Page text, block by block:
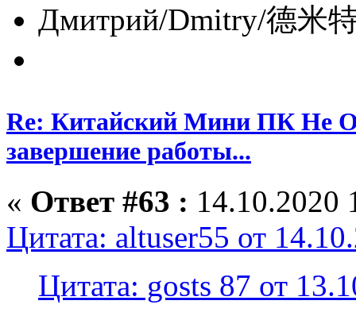
Дмитрий/Dmitry/德米特
Re: Китайский Мини ПК Не
завершение работы...
« Ответ #63 : 14.10.2020
Цитата: altuser55 от
Цитата: gosts 87 от